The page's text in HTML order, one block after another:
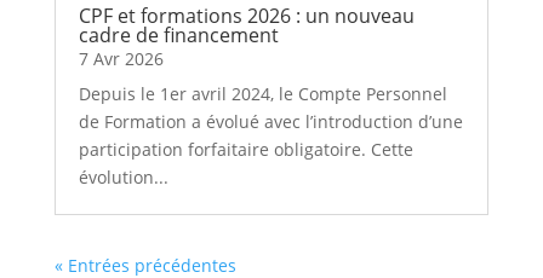
CPF et formations 2026 : un nouveau
cadre de financement
7 Avr 2026
Depuis le 1er avril 2024, le Compte Personnel
de Formation a évolué avec l’introduction d’une
participation forfaitaire obligatoire. Cette
évolution...
« Entrées précédentes